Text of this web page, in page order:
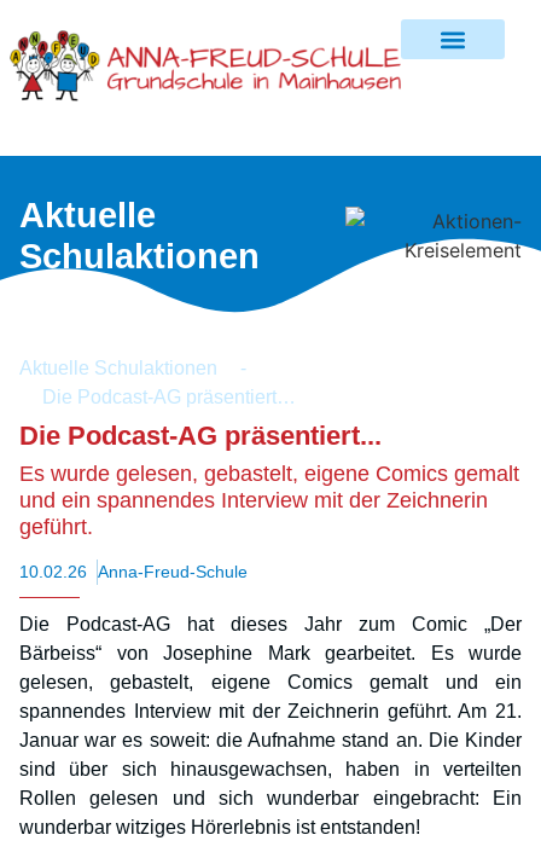
Aktuelle
Schulaktionen
Aktuelle Schulaktionen
-
Die Podcast-AG präsentiert…
Die Podcast-AG präsentiert...
Es wurde gelesen, gebastelt, eigene Comics gemalt
und ein spannendes Interview mit der Zeichnerin
geführt.
10.02.26 Anna-Freud-Schule
Die Podcast-AG hat dieses Jahr zum Comic „Der
Bärbeiss“ von Josephine Mark gearbeitet. Es wurde
gelesen, gebastelt, eigene Comics gemalt und ein
spannendes Interview mit der Zeichnerin geführt. Am 21.
Januar war es soweit: die Aufnahme stand an. Die Kinder
sind über sich hinausgewachsen, haben in verteilten
Rollen gelesen und sich wunderbar eingebracht: Ein
wunderbar witziges Hörerlebnis ist entstanden!